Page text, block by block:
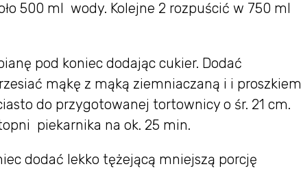
500 ml wody. Kolejne 2 rozpuścić w 750 ml
pod koniec dodając cukier. Dodać
mąkę z mąką ziemniaczaną i i proszkiem
do przygotowanej tortownicy o śr. 21 cm.
piekarnika na ok. 25 min.
dodać lekko tężejącą mniejszą porcję